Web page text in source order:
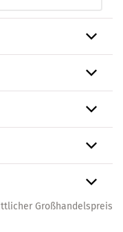
Großhandelspreis